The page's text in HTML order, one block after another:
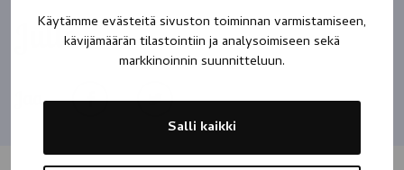
Käytämme evästeitä sivuston toiminnan varmistamiseen,
kävijämäärän tilastointiin ja analysoimiseen sekä
markkinoinnin suunnitteluun.
Salli kaikki
Julle